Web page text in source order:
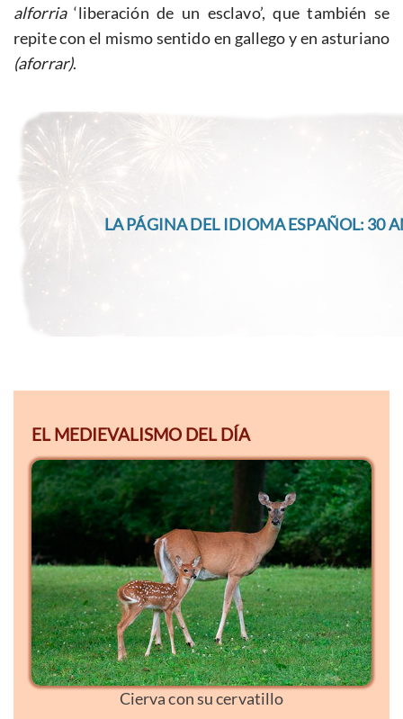
alforria‘liberación de un esclavo’, que también se
repite con el mismo sentido en gallego y en asturiano
(aforrar).
LA PÁGINA DEL IDIOMA ESPAÑOL: 30
EL MEDIEVALISMO DEL DÍA
Cierva con su cervatillo